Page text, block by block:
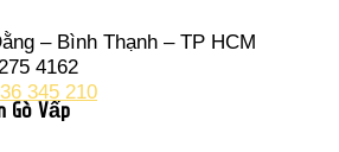
– Bình Thạnh – TP HCM
4162
345 210
Gò Vấp